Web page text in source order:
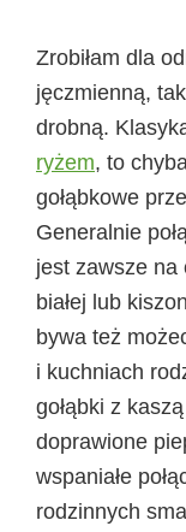
Zrobiłam dla
jęczmienną,
drobną.
ryżem, to
gołąbkowe
Generalnie
jest zawsze na
białej lub
bywa też
i kuchniach
gołąbki z
doprawione
wspaniałe
rodzinnych